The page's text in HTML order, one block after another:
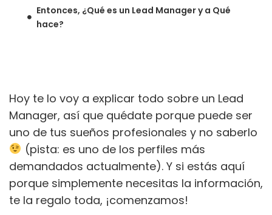
Entonces, ¿Qué es un Lead Manager y a Qué
hace?
Hoy te lo voy a explicar todo sobre un Lead
Manager, así que quédate porque puede ser
uno de tus sueños profesionales y no saberlo
(pista: es uno de los perfiles más
demandados actualmente). Y si estás aquí
porque simplemente necesitas la información,
te la regalo toda, ¡comenzamos!